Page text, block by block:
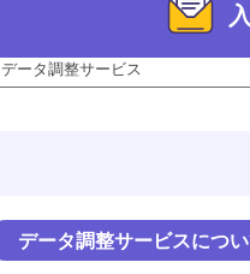
データ調整サービス
データ調整サービスにつ